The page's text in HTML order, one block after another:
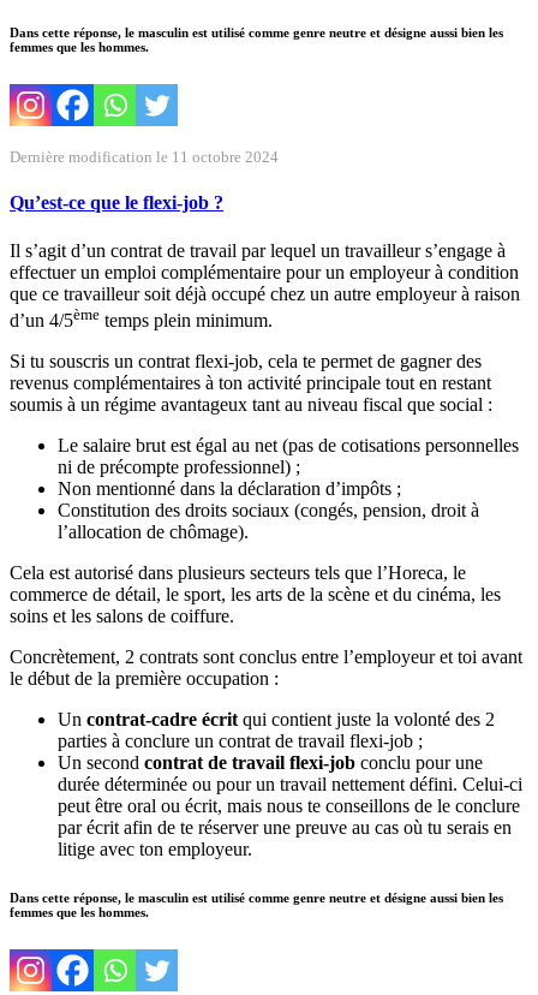
Dans cette réponse, le masculin est utilisé comme genre neutre et désigne aussi bien les
femmes que les hommes.
Dernière modification le 11 octobre 2024
Qu’est-ce que le flexi-job ?
Il s’agit d’un contrat de travail par lequel un travailleur s’engage à
effectuer un emploi complémentaire pour un employeur à condition
que ce travailleur soit déjà occupé chez un autre employeur à raison
d’un 4/5ème temps plein minimum.
Si tu souscris un contrat flexi-job, cela te permet de gagner des
revenus complémentaires à ton activité principale tout en restant
soumis à un régime avantageux tant au niveau fiscal que social :
Le salaire brut est égal au net (pas de cotisations personnelles
ni de précompte professionnel) ;
Non mentionné dans la déclaration d’impôts ;
Constitution des droits sociaux (congés, pension, droit à
l’allocation de chômage).
Cela est autorisé dans plusieurs secteurs tels que l’Horeca, le
commerce de détail, le sport, les arts de la scène et du cinéma, les
soins et les salons de coiffure.
Concrètement, 2 contrats sont conclus entre l’employeur et toi avant
le début de la première occupation :
Un contrat-cadre écrit qui contient juste la volonté des 2
parties à conclure un contrat de travail flexi-job ;
Un second contrat de travail flexi-job conclu pour une
durée déterminée ou pour un travail nettement défini. Celui-ci
peut être oral ou écrit, mais nous te conseillons de le conclure
par écrit afin de te réserver une preuve au cas où tu serais en
litige avec ton employeur.
Dans cette réponse, le masculin est utilisé comme genre neutre et désigne aussi bien les
femmes que les hommes.